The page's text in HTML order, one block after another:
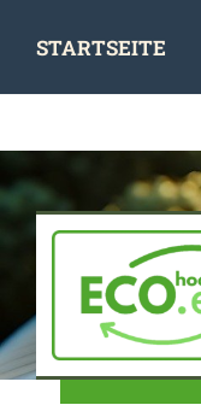
content
STARTSEITE